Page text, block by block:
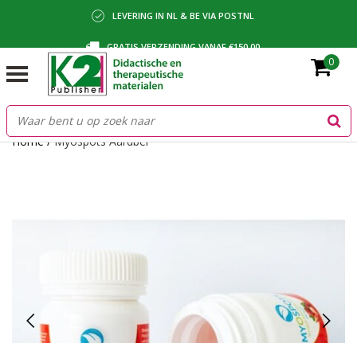
LEVERING IN NL & BE VIA POSTNL
GRATIS VERZENDING VANAF €150,00
BETALING VIA IDEAL, BANCONTACT OF FACTUUR
0
Home/Myospots Aardbei